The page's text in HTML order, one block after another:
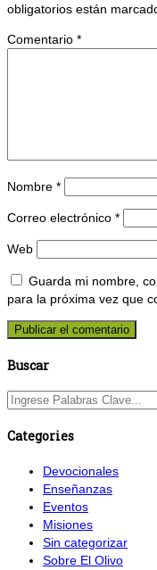
obligatorios están
Comentario *
Nombre *
Correo electrónico *
Web
Guarda mi nombre,
para la próxima vez que
Buscar
Categories
Devocionales
Enseñanzas
Eventos
Misiones
Sin categorizar
Sobre El Olivo